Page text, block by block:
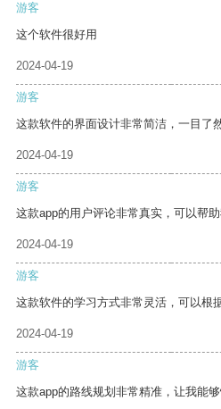
游客
这个软件很好用
2024-04-19
游客
这款软件的界面设计非常简洁，一目了然
2024-04-19
游客
这款app的用户评论非常真实，可以帮助
2024-04-19
游客
这款软件的学习方式非常灵活，可以根
2024-04-19
游客
这款app的路线规划非常精准，让我能够